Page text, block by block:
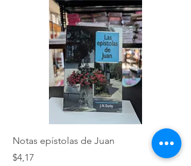
Notas epístolas de Juan
Precio
$4,17